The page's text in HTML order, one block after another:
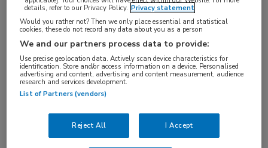
Log hier in om volledige
toegang te krijgen.
Login ofAccount maken
Pneumonie
details, refer to our Privacy Policy. Privacy statement
Would you rather not? Then we only place essential and statistical
cookies, these do not record any data about you as a person
We and our partners process data to provide:
Use precise geolocation data. Actively scan device characteristics for
identification. Store and/or access information on a device. Personalised
advertising and content, advertising and content measurement, audience
research and services development.
List of Partners (vendors)
Reject All I Accept